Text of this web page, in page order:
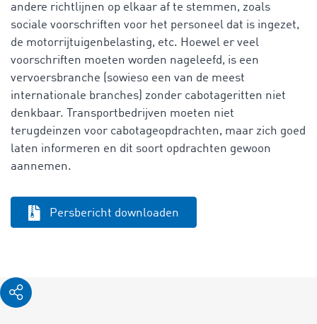
andere richtlijnen op elkaar af te stemmen, zoals
sociale voorschriften voor het personeel dat is ingezet,
de motorrijtuigenbelasting, etc. Hoewel er veel
voorschriften moeten worden nageleefd, is een
vervoersbranche (sowieso een van de meest
internationale branches) zonder cabotageritten niet
denkbaar. Transportbedrijven moeten niet
terugdeinzen voor cabotageopdrachten, maar zich goed
laten informeren en dit soort opdrachten gewoon
aannemen.
Persbericht downloaden